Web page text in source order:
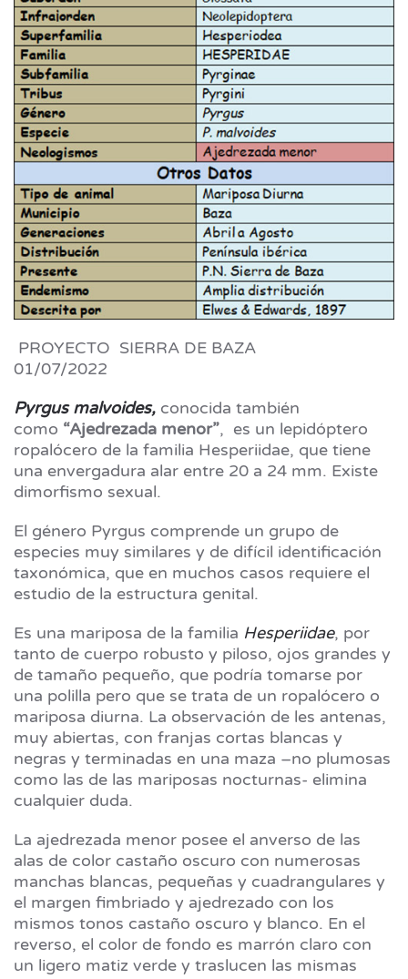
PROYECTO SIERRA DE BAZA
01/07/2022
Pyrgus malvoides, conocida también
como “Ajedrezada menor”, es un lepidóptero
ropalócero de la familia Hesperiidae, que tiene
una envergadura alar entre 20 a 24 mm. Existe
dimorfismo sexual.
El género Pyrgus comprende un grupo de
especies muy similares y de difícil identificación
taxonómica, que en muchos casos requiere el
estudio de la estructura genital.
Es una mariposa de la familia Hesperiidae, por
tanto de cuerpo robusto y piloso, ojos grandes y
de tamaño pequeño, que podría tomarse por
una polilla pero que se trata de un ropalócero o
mariposa diurna. La observación de les antenas,
muy abiertas, con franjas cortas blancas y
negras y terminadas en una maza –no plumosas
como las de las mariposas nocturnas- elimina
cualquier duda.
La ajedrezada menor posee el anverso de las
alas de color castaño oscuro con numerosas
manchas blancas, pequeñas y cuadrangulares y
el margen fimbriado y ajedrezado con los
mismos tonos castaño oscuro y blanco. En el
reverso, el color de fondo es marrón claro con
un ligero matiz verde y traslucen las mismas